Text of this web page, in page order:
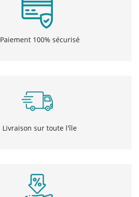
Paiement 100% sécurisé
Livraison sur toute l'île